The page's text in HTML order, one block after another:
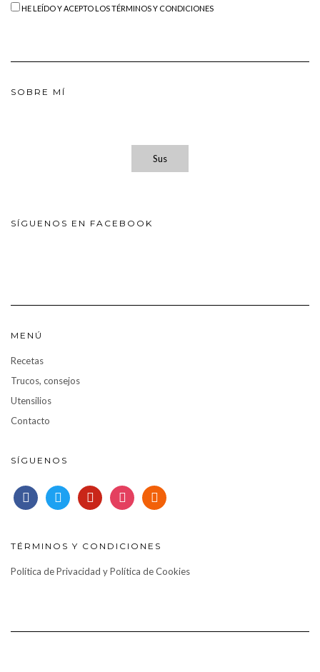
HE LEÍDO Y ACEPTO LOS TÉRMINOS Y CONDICIONES
SOBRE MÍ
Sus
SÍGUENOS EN FACEBOOK
MENÚ
Recetas
Trucos, consejos
Utensilios
Contacto
SÍGUENOS
facebooktwitter pinterestinstagramrss
TÉRMINOS Y CONDICIONES
Política de Privacidad y Política de Cookies